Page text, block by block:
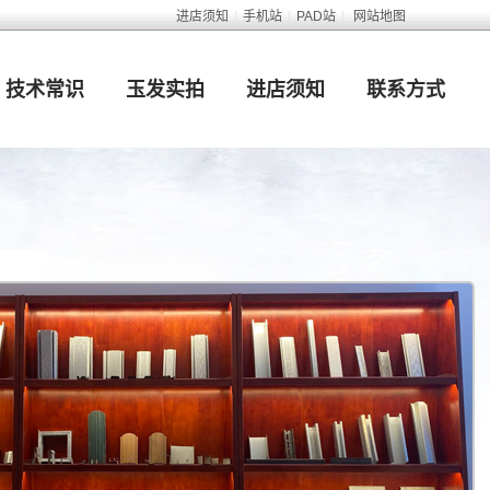
进店须知 手机站 PAD站 网站地图
技术常识 玉发实拍 进店须知 联系方式